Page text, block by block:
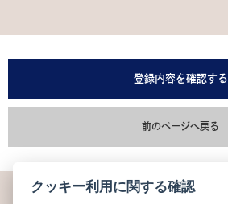
登録内容を確認する
前のページへ戻る
クッキー利用に関する確認